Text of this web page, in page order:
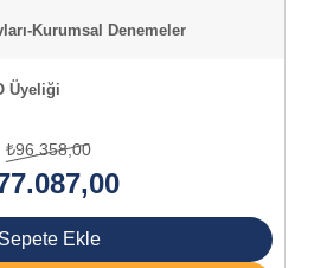
Kurumsal Denemeler
Üyeliği
₺96.358,00
Sepete Ekle